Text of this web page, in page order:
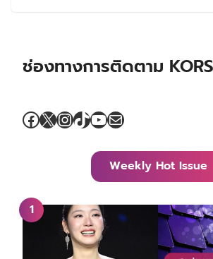
ช่องทางการติดตาม
Facebook
X Instagram
TikTok
YouTube
Mail
Weekly Hot Issue